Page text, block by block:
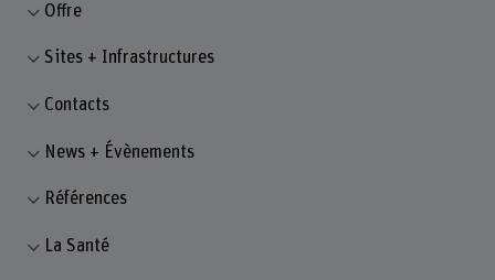
Offre
Sites + Infrastructures
Contacts
News + Évènements
Références
La Santé